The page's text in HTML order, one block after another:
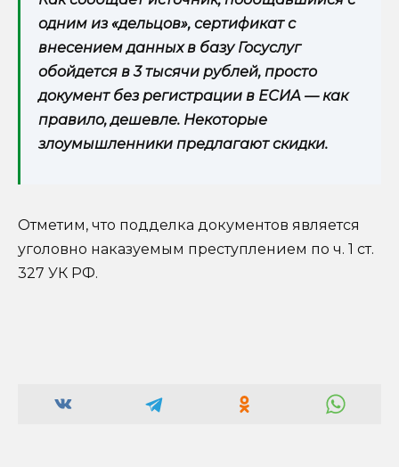
одним из «дельцов», сертификат с
внесением данных в базу Госуслуг
обойдется в 3 тысячи рублей, просто
документ без регистрации в ЕСИА — как
правило, дешевле. Некоторые
злоумышленники предлагают скидки.
Отметим, что подделка документов является
уголовно наказуемым преступлением по ч. 1 ст.
327 УК РФ.